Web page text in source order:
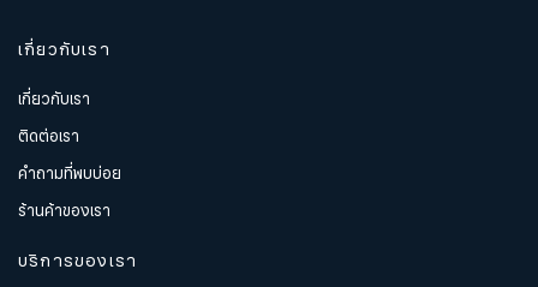
เกี่ยวกับเรา
เกี่ยวกับเรา
ติดต่อเรา
คำถามที่พบบ่อย
ร้านค้าของเรา
บริการของเรา